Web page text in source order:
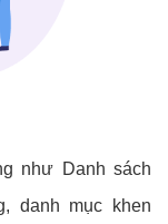
như Danh sách
danh mục khen